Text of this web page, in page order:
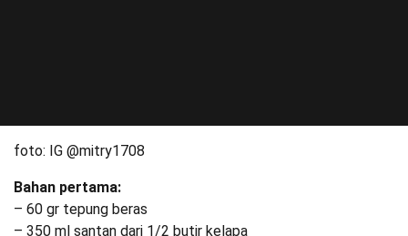
foto: IG @mitry1708
Bahan pertama:
– 60 gr tepung beras
– 350 ml santan dari 1/2 butir kelapa